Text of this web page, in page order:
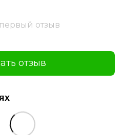
отзыв
отзыв